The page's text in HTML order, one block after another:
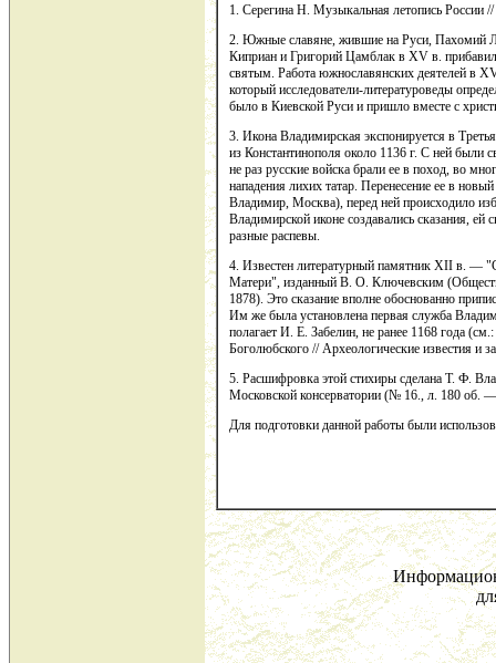
1. Серегина Н. Музыкальная летопись
2. Южные славяне, жившие на Руси, Пахомий
Киприан и Григорий Цамблак в XV в.
святым. Работа южнославянских деятелей в
который исследователи-литературоведы
было в Киевской Руси и пришло вместе с
3. Икона Владимирская экспонируется в
из Константинополя около 1136 г. С ней были
не раз русские войска брали ее в поход, во
нападения лихих татар. Перенесение ее в
Владимир, Москва), перед ней происходило
Владимирской иконе создавались сказания, ей
разные распевы.
4. Известен литературный памятник XII в. —
Матери", изданный В. О. Ключевским
1878). Это сказание вполне обоснованно
Им же была установлена первая служба
полагает И. Е. Забелин, не ранее 1168 года
Боголюбского // Археологические известия и
5. Расшифровка этой стихиры сделана Т. Ф.
Московской консерватории (№ 16., л. 180 об.
Для подготовки данной работы были